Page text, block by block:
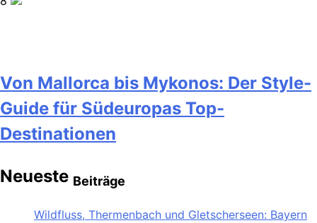
Von Mallorca bis Mykonos: Der Style-
Guide für Südeuropas Top-
Destinationen
Neueste Beiträge
Wildfluss, Thermenbach und Gletscherseen: Bayern